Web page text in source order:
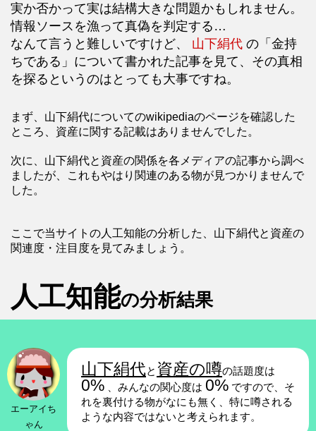
実か否かって実は結構大きな問題かもしれません。
情報ソースを漁って真偽を判定する…
なんて言うと難しいですけど、 山下絹代 の「金持
ちである」について書かれた記事を見て、その真相
を探るというのはとっても大事ですね。
まず、山下絹代についてのwikipediaのページを確認した
ところ、資産に関する記載はありませんでした。
次に、山下絹代と資産の関係を各メディアの記事から調べ
ましたが、これもやはり関連のある物が見つかりませんで
した。
ここで当サイトの人工知能の分析した、山下絹代と資産の
関連度・注目度を見てみましょう。
人工知能の分析結果
エーアイち
ゃん
山下絹代と 資産の噂の話題度は
0% 、みんなの関心度は 0% ですので、そ
れを裏付ける物がなにも無く、特に噂される
ような内容ではないと考えられます。